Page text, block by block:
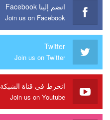
انضم إلينا Facebook
Join us on Facebook
Twitter
Join us on Twitter
انخرط في قناة الشبكة
Join us on Youtube